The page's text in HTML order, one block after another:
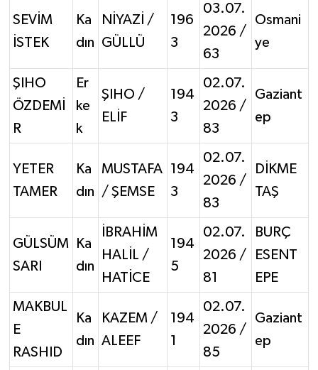
SEVİM
İSTEK
Ka
dın
NİYAZİ /
GÜLLÜ
196
3
03.07.
2026 /
63
Osmani
ye
ŞIHO
ÖZDEMİ
R
Er
ke
k
ŞIHO /
ELİF
194
3
02.07.
2026 /
83
Gaziant
ep
YETER
TAMER
Ka
dın
MUSTAFA
/ ŞEMSE
194
3
02.07.
2026 /
83
DİKME
TAŞ
GÜLSÜM
SARI
Ka
dın
İBRAHİM
HALİL /
HATİCE
194
5
02.07.
2026 /
81
BURÇ
ESENT
EPE
MAKBUL
E
RASHID
Ka
dın
KAZEM /
ALEEF
194
1
02.07.
2026 /
85
Gaziant
ep